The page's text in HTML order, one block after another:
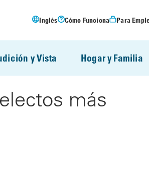
Inglés Cómo Funciona Para
y Vista Hogar y Familia
más